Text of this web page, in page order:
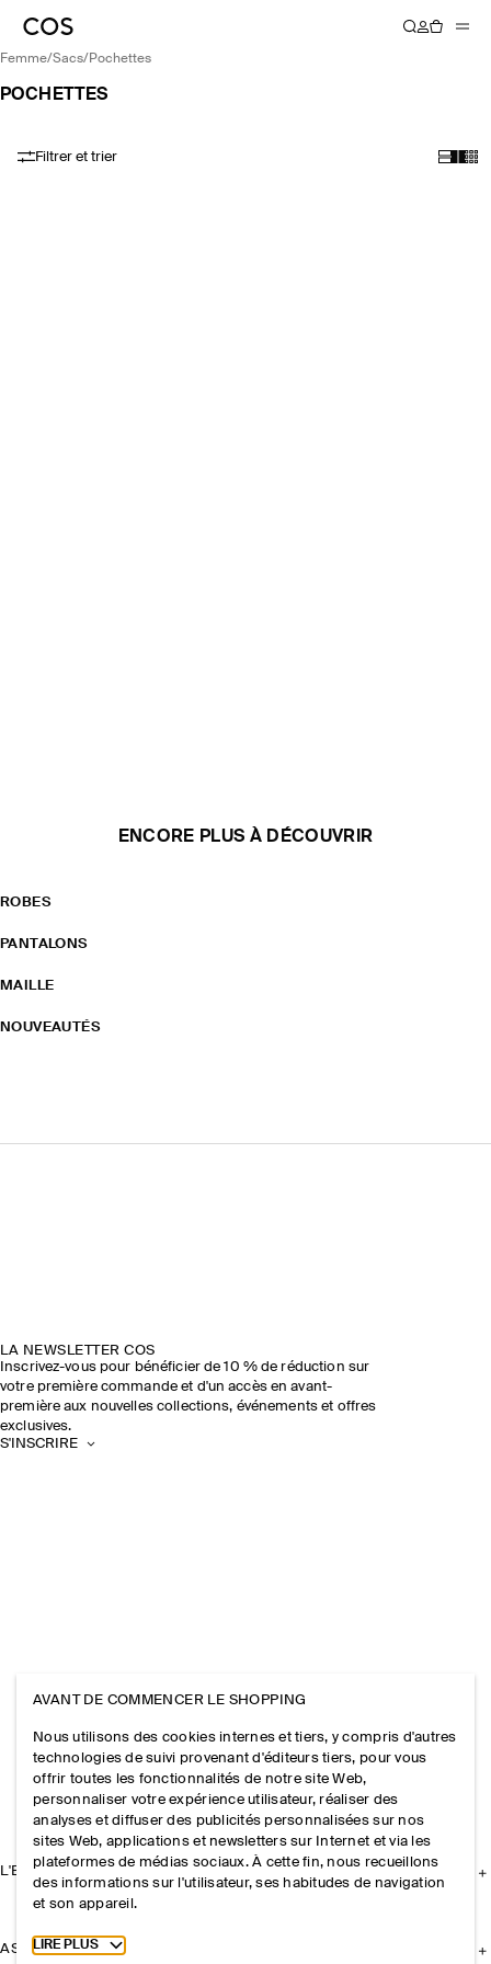
femme/ sacs/ pochettes
POCHETTES
Filtrer et trier
ENCORE PLUS À DÉCOUVRIR
ROBES
PANTALONS
MAILLE
NOUVEAUTÉS
LA NEWSLETTER COS
Inscrivez-vous pour bénéficier de 10 % de réduction sur
votre première commande et d'un accès en avant-
première aux nouvelles collections, événements et offres
exclusives.
S'INSCRIRE
L'ENTREPRISE
ASSISTANCE
AVANT DE COMMENCER LE SHOPPING
Nous utilisons des cookies internes et tiers, y compris d'autres
technologies de suivi provenant d'éditeurs tiers, pour vous
offrir toutes les fonctionnalités de notre site Web,
personnaliser votre expérience utilisateur, réaliser des
analyses et diffuser des publicités personnalisées sur nos
sites Web, applications et newsletters sur Internet et via les
plateformes de médias sociaux. À cette fin, nous recueillons
des informations sur l'utilisateur, ses habitudes de navigation
et son appareil.
Toggle more cookie information
LIRE PLUS